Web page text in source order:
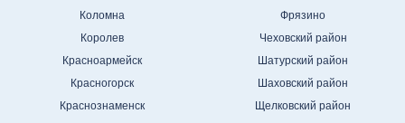
Коломна
Королев
Красноармейск
Красногорск
Краснознаменск
Фрязино
Чеховский район
Шатурский район
Шаховский район
Щелковский район